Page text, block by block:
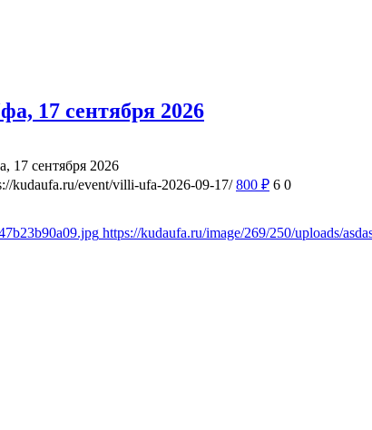
17 сентября 2026
сентября 2026
kudaufa.ru/event/villi-ufa-2026-09-17/ 800 ₽ 6 0
https://kudaufa.ru/image/269/250/uploads/